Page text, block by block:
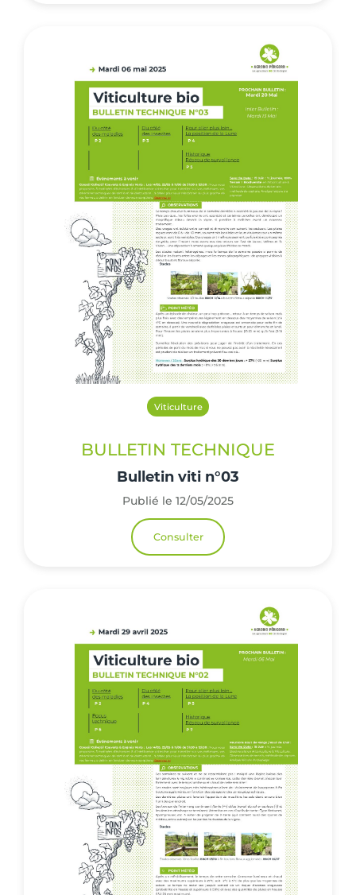
Viticulture
BULLETIN TECHNIQUE
Bulletin viti n°03
Publié le 12/05/2025
Consulter